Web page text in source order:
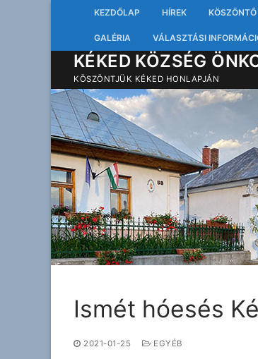
tartalomra
KEZDŐLAP HÍREK KÖSZÖNTŐ
GALÉRIA VÁLASZTÁSI
KÉKED KÖZSÉG
KÖSZÖNTJÜK KÉKED HONLAPJÁN
Ismét hóesés
2021-01-25 EGYÉB